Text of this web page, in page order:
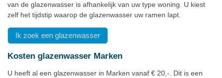
van de glazenwasser is afhankelijk van uw type woning. U kiest
zelf het tijdstip waarop de glazenwasser uw ramen lapt.
Ik zoek een glazenwasser
Kosten glazenwasser Marken
U heeft al een glazenwasser in Marken vanaf € 20,-. Dit is een